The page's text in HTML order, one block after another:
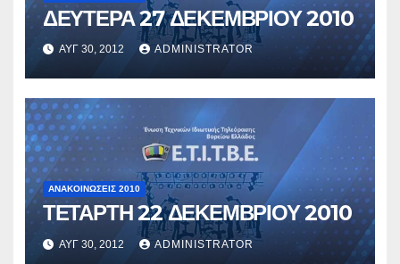
ΔΕΥΤΕΡΑ 27 ΔΕΚΕΜΒΡΙΟΥ 2010
ΑΥΓ 30, 2012 ADMINISTRATOR
ΑΝΑΚΟΙΝΏΣΕΙΣ 2010
ΤΕΤΑΡΤΗ 22 ΔΕΚΕΜΒΡΙΟΥ 2010
ΑΥΓ 30, 2012 ADMINISTRATOR